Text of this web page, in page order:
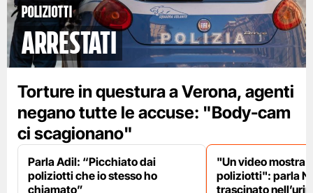
poliziotti
arrestati
Torture in questura a Verona, agenti
negano tutte le accuse: "Body-cam
ci scagionano"
Parla Adil: “Picchiato dai
poliziotti che io stesso ho
chiamato”
"Un video mostra
poliziotti": parla
trascinato